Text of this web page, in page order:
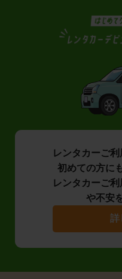
レンタカーご利
初めての方に
レンタカーご
や不安
詳